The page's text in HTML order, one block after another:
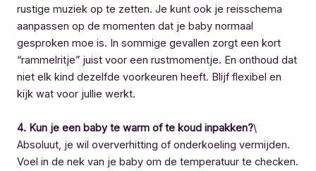
rustige muziek op te zetten. Je kunt ook je reisschema
aanpassen op de momenten dat je baby normaal
gesproken moe is. In sommige gevallen zorgt een kort
“rammelritje” juist voor een rustmomentje. En onthoud dat
niet elk kind dezelfde voorkeuren heeft. Blijf flexibel en
kijk wat voor jullie werkt.
4. Kun je een baby te warm of te koud inpakken?\
Absoluut, je wil oververhitting of onderkoeling vermijden.
Voel in de nek van je baby om de temperatuur te checken.